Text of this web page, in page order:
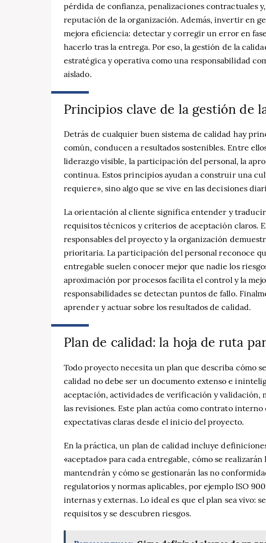
pérdida de confianza, penalizaciones contractuales
reputación de la organización. Además, invertir en
mejora eficiencia: detectar y corregir un error en
hacerlo tras la entrega. Por eso, la gestión de la
estratégica y operativa como una responsabilidad
aislado.
Principios clave de la gestión de
Detrás de cualquier buen sistema de calidad hay
común, conducen a resultados sostenibles. Entre
liderazgo visible, la participación del personal, la
continua. Estos principios ayudan a construir una
requiere», sino algo que se vive en las decisiones
La orientación al cliente significa entender y
requisitos técnicos y criterios de aceptación claros.
responsables del proyecto y la organización
prioritaria. La participación del personal reconoce
entregable suelen conocer mejor que nadie los
aproximación por procesos facilita el control y la
responsabilidades se detectan puntos de fallo.
aprender y actuar sobre los resultados de calidad.
Plan de calidad: la hoja de ruta
Todo proyecto necesita un plan que describa cómo
calidad no debe ser un documento extenso e
aceptación, actividades de verificación y validación,
las revisiones. Este plan actúa como contrato
expectativas claras desde el inicio del proyecto.
En la práctica, un plan de calidad incluye
«aceptado» para cada entregable, cómo se realizarán
mantendrán y cómo se gestionarán las no
regulatorios y normas aplicables, por ejemplo ISO
internas y externas. Lo ideal es que el plan sea vivo:
requisitos y se descubren riesgos.